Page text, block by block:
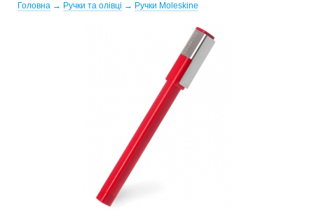
Головна → Ручки та олівці → Ручки Moleskine